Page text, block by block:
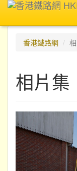
香港鐵路網
相片集